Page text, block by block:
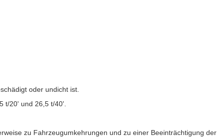
oder undicht ist.
t/20' und 26,5 t/40'.
zu Fahrzeugumkehrungen und zu einer Beeinträchtigung der